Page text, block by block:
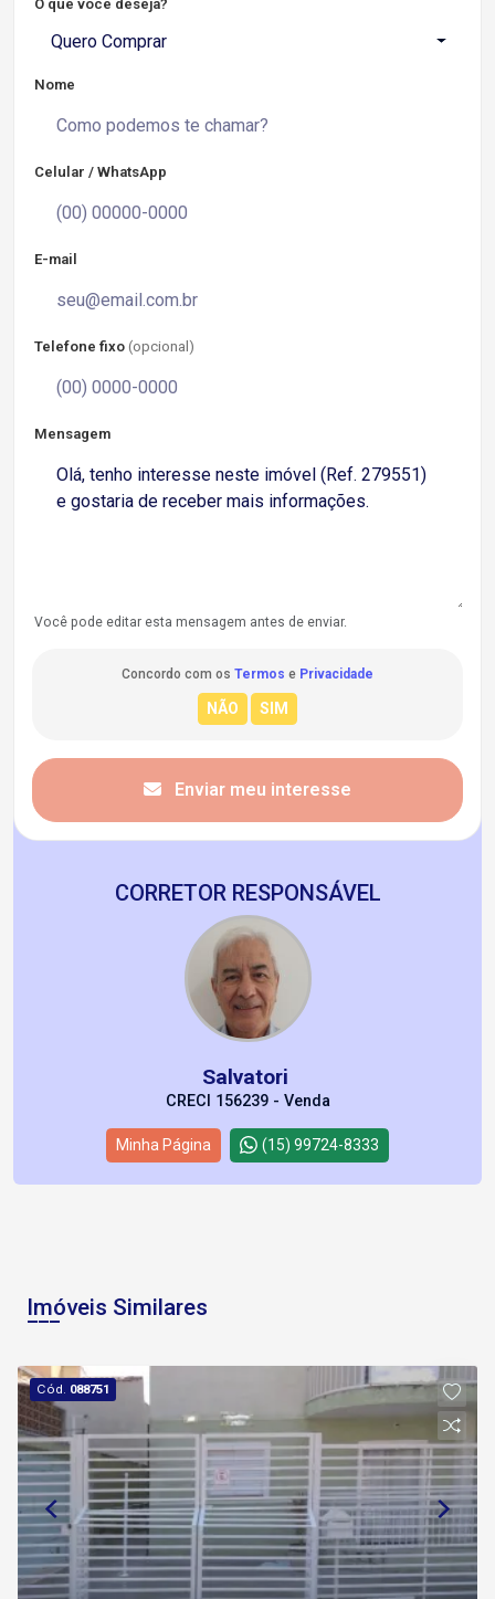
O que você deseja?
Quero Comprar
Nome
Celular / WhatsApp
E-mail
Telefone fixo (opcional)
Mensagem
Você pode editar esta mensagem antes de enviar.
Concordo com os Termos e Privacidade
Enviar meu interesse
CORRETOR RESPONSÁVEL
Salvatori
CRECI 156239 - Venda
Minha Página (15) 99724-8333
Imóveis Similares
Cód. 088751